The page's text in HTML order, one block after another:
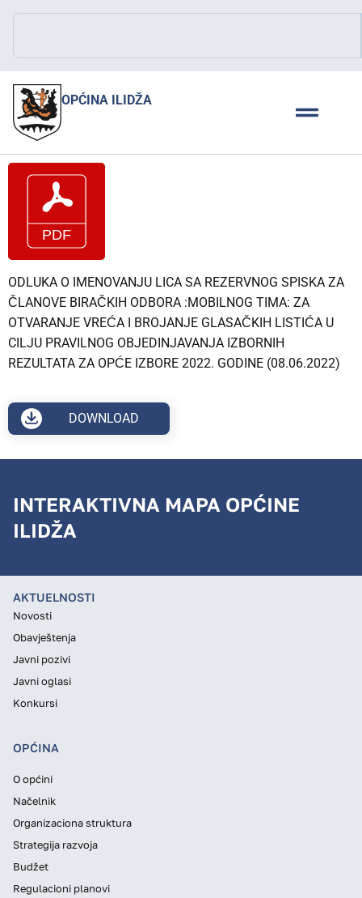
OPĆINA ILIDŽA
ODLUKA O IMENOVANJU LICA SA REZERVNOG SPISKA ZA
ČLANOVE BIRAČKIH ODBORA :MOBILNOG TIMA: ZA
OTVARANJE VREĆA I BROJANJE GLASAČKIH LISTIĆA U
CILJU PRAVILNOG OBJEDINJAVANJA IZBORNIH
REZULTATA ZA OPĆE IZBORE 2022. GODINE (08.06.2022)
DOWNLOAD
INTERAKTIVNA MAPA OPĆINE
ILIDŽA
AKTUELNOSTI
Novosti
Obavještenja
Javni pozivi
Javni oglasi
Konkursi
OPĆINA
O općini
Načelnik
Organizaciona struktura
Strategija razvoja
Budžet
Regulacioni planovi